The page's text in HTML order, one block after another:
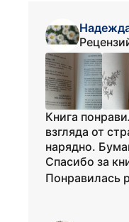
Книга
взгляда от
нарядно.
Спасибо за
Понравилась